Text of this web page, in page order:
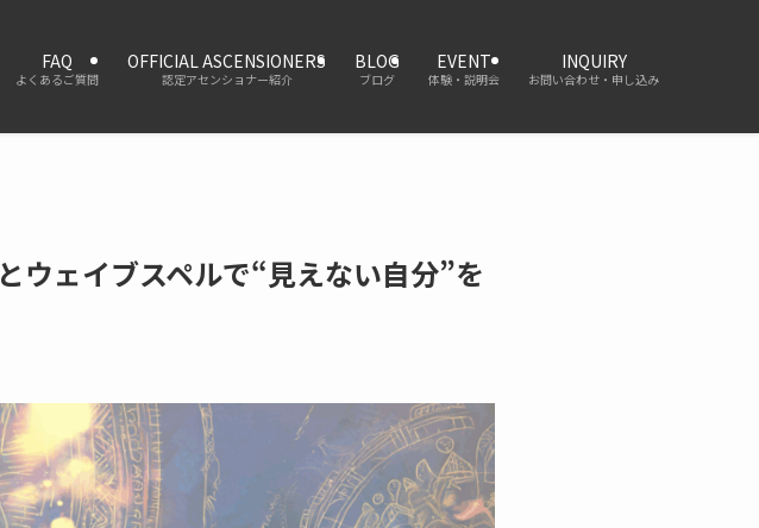
FAQ
よくあるご質問
OFFICIAL ASCENSIONERS
認定アセンショナー紹介
BLOG
ブログ
EVENT
体験・説明会
INQUIRY
お問い合わせ・申し込み
ウェイブスペルで“見えない自分”を